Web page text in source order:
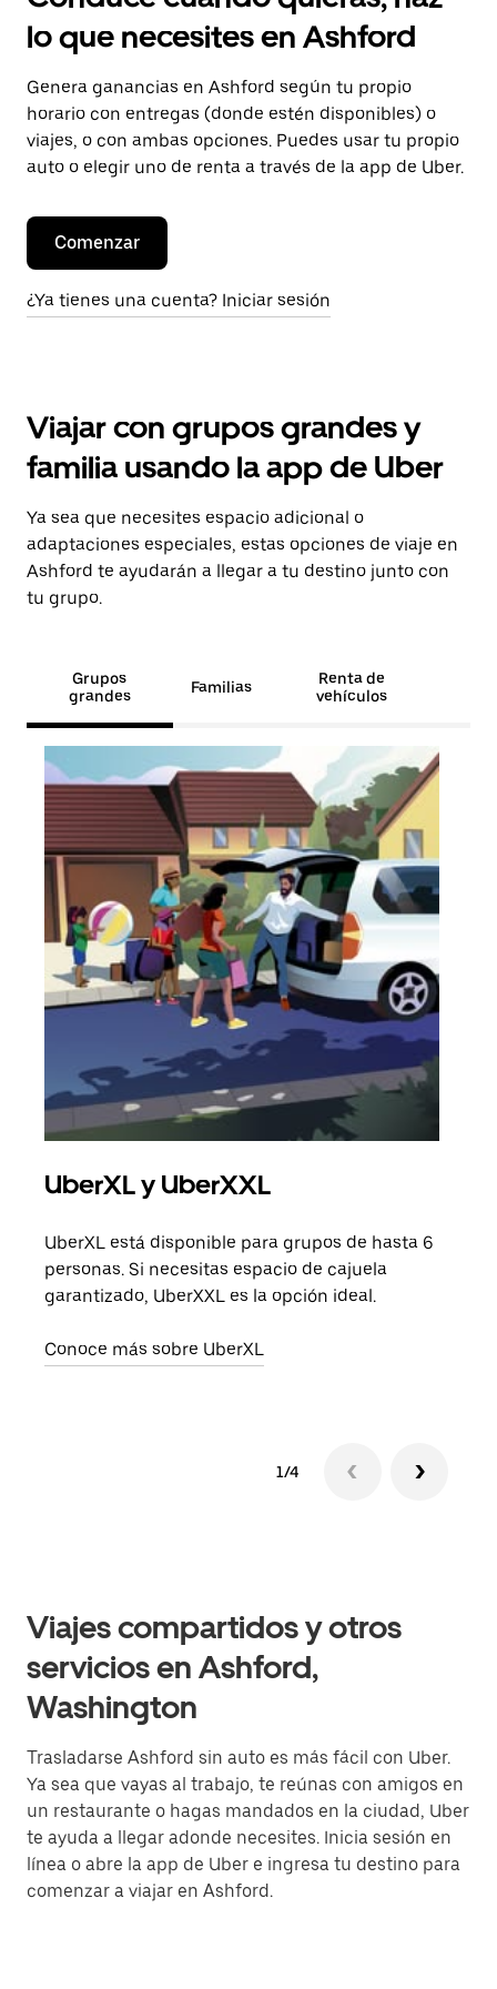
lo que necesites en Ashford
Genera ganancias en Ashford según tu propio
horario con entregas (donde estén disponibles) o
viajes, o con ambas opciones. Puedes usar tu propio
auto o elegir uno de renta a través de la app de Uber.
Comenzar
¿Ya tienes una cuenta? Iniciar sesión
Viajar con grupos grandes y
familia usando la app de Uber
Ya sea que necesites espacio adicional o
adaptaciones especiales, estas opciones de viaje en
Ashford te ayudarán a llegar a tu destino junto con
tu grupo.
Grupos
grandes
Familias
Renta de
vehículos
UberXL y UberXXL
UberXL está disponible para grupos de hasta 6
personas. Si necesitas espacio de cajuela
garantizado, UberXXL es la opción ideal.
Conoce más sobre UberXL
1/4
Viajes compartidos y otros
servicios en Ashford,
Washington
Trasladarse Ashford sin auto es más fácil con Uber.
Ya sea que vayas al trabajo, te reúnas con amigos en
un restaurante o hagas mandados en la ciudad, Uber
te ayuda a llegar adonde necesites. Inicia sesión en
línea o abre la app de Uber e ingresa tu destino para
comenzar a viajar en Ashford.